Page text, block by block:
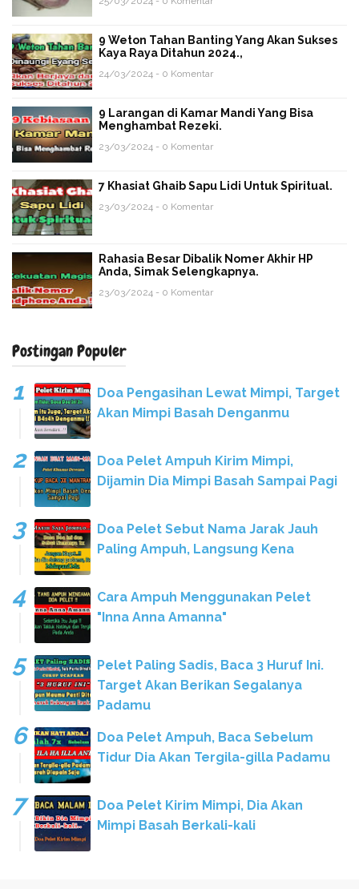
9 Weton Tahan Banting Yang Akan Sukses
Kaya Raya Ditahun 2024.,
24/03/2024 - 0 Komentar
9 Larangan di Kamar Mandi Yang Bisa
Menghambat Rezeki.
23/03/2024 - 0 Komentar
7 Khasiat Ghaib Sapu Lidi Untuk Spiritual.
23/03/2024 - 0 Komentar
Rahasia Besar Dibalik Nomer Akhir HP
Anda, Simak Selengkapnya.
23/03/2024 - 0 Komentar
Postingan Populer
Doa Pengasihan Lewat Mimpi, Target
Akan Mimpi Basah Denganmu
Doa Pelet Ampuh Kirim Mimpi,
Dijamin Dia Mimpi Basah Sampai Pagi
Doa Pelet Sebut Nama Jarak Jauh
Paling Ampuh, Langsung Kena
Cara Ampuh Menggunakan Pelet
"Inna Anna Amanna"
Pelet Paling Sadis, Baca 3 Huruf Ini.
Target Akan Berikan Segalanya
Padamu
Doa Pelet Ampuh, Baca Sebelum
Tidur Dia Akan Tergila-gilla Padamu
Doa Pelet Kirim Mimpi, Dia Akan
Mimpi Basah Berkali-kali